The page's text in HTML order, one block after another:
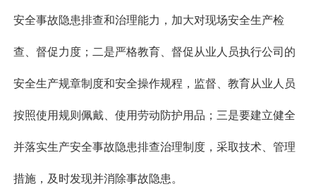
安全事故隐患排查和治理能力，加大对现场安全生产检
查、督促力度；二是严格教育、督促从业人员执行公司的
安全生产规章制度和安全操作规程，监督、教育从业人员
按照使用规则佩戴、使用劳动防护用品；三是要建立健全
并落实生产安全事故隐患排查治理制度，采取技术、管理
措施，及时发现并消除事故隐患。